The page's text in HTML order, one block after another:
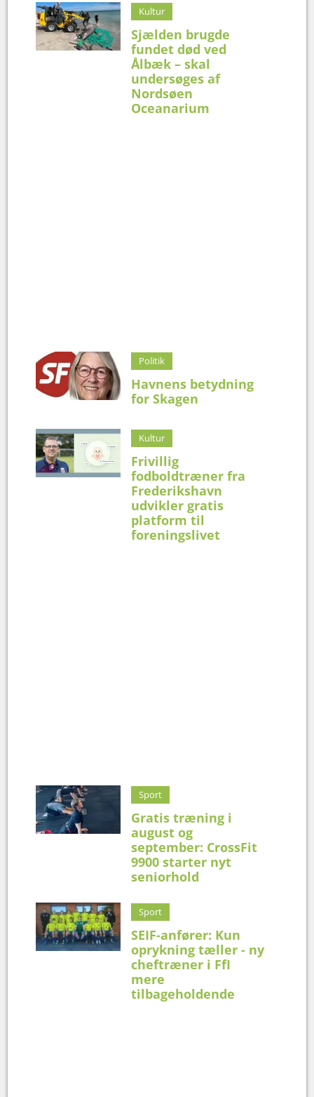
Kultur
Sjælden brugde
fundet død ved
Ålbæk – skal
undersøges af
Nordsøen
Oceanarium
Politik
Havnens betydning
for Skagen
Kultur
Frivillig
fodboldtræner fra
Frederikshavn
udvikler gratis
platform til
foreningslivet
Sport
Gratis træning i
august og
september: CrossFit
9900 starter nyt
seniorhold
Sport
SEIF-anfører: Kun
oprykning tæller - ny
cheftræner i FfI
mere
tilbageholdende